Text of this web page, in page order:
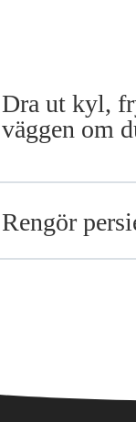
Dra ut kyl,
väggen om
Rengör